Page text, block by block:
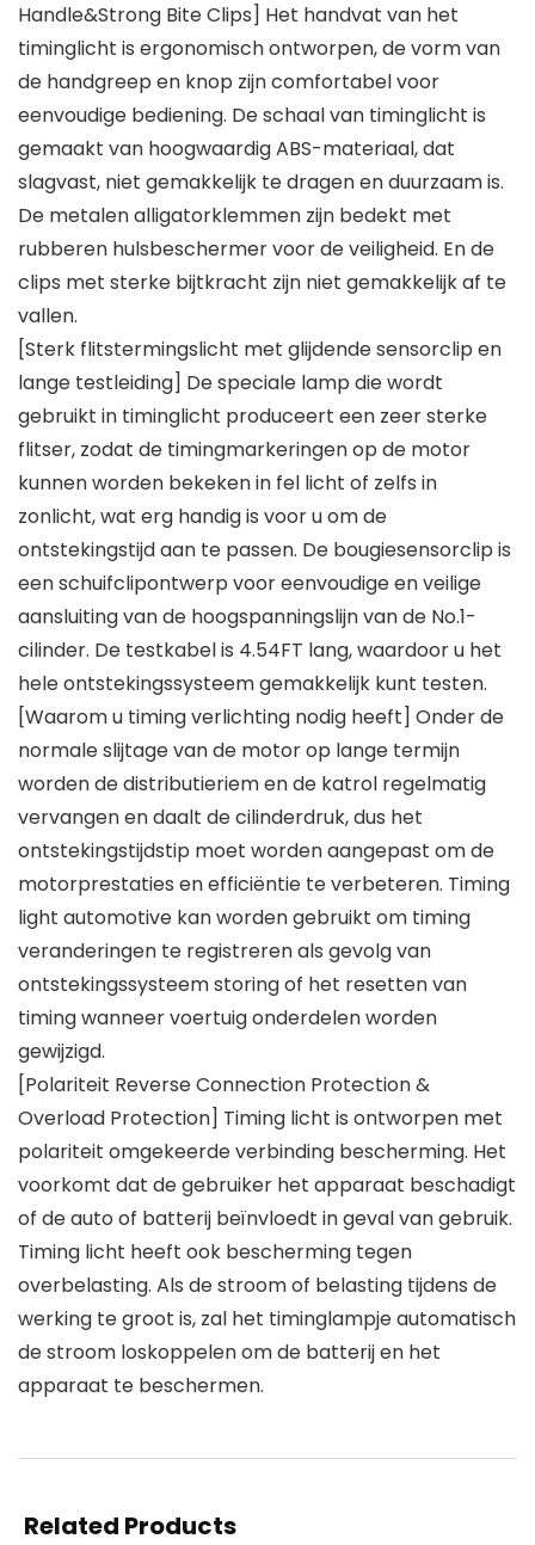
Handle&Strong Bite Clips] Het handvat van het
timinglicht is ergonomisch ontworpen, de vorm van
de handgreep en knop zijn comfortabel voor
eenvoudige bediening. De schaal van timinglicht is
gemaakt van hoogwaardig ABS-materiaal, dat
slagvast, niet gemakkelijk te dragen en duurzaam is.
De metalen alligatorklemmen zijn bedekt met
rubberen hulsbeschermer voor de veiligheid. En de
clips met sterke bijtkracht zijn niet gemakkelijk af te
vallen.
[Sterk flitstermingslicht met glijdende sensorclip en
lange testleiding] De speciale lamp die wordt
gebruikt in timinglicht produceert een zeer sterke
flitser, zodat de timingmarkeringen op de motor
kunnen worden bekeken in fel licht of zelfs in
zonlicht, wat erg handig is voor u om de
ontstekingstijd aan te passen. De bougiesensorclip is
een schuifclipontwerp voor eenvoudige en veilige
aansluiting van de hoogspanningslijn van de No.1-
cilinder. De testkabel is 4.54FT lang, waardoor u het
hele ontstekingssysteem gemakkelijk kunt testen.
[Waarom u timing verlichting nodig heeft] Onder de
normale slijtage van de motor op lange termijn
worden de distributieriem en de katrol regelmatig
vervangen en daalt de cilinderdruk, dus het
ontstekingstijdstip moet worden aangepast om de
motorprestaties en efficiëntie te verbeteren. Timing
light automotive kan worden gebruikt om timing
veranderingen te registreren als gevolg van
ontstekingssysteem storing of het resetten van
timing wanneer voertuig onderdelen worden
gewijzigd.
[Polariteit Reverse Connection Protection &
Overload Protection] Timing licht is ontworpen met
polariteit omgekeerde verbinding bescherming. Het
voorkomt dat de gebruiker het apparaat beschadigt
of de auto of batterij beïnvloedt in geval van gebruik.
Timing licht heeft ook bescherming tegen
overbelasting. Als de stroom of belasting tijdens de
werking te groot is, zal het timinglampje automatisch
de stroom loskoppelen om de batterij en het
apparaat te beschermen.
Related Products